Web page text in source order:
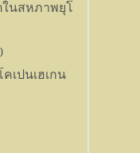
นสหภาพยุโ
2557-2560
เปนเฮเกน